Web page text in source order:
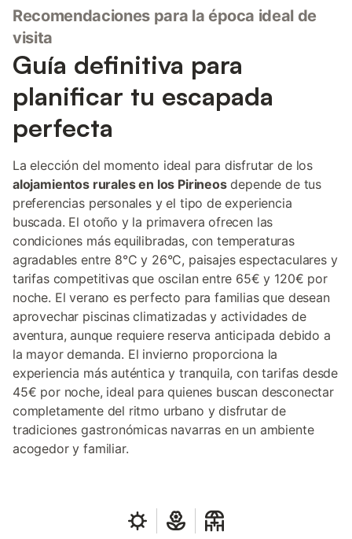
Recomendaciones para la época ideal de
visita
Guía definitiva para
planificar tu escapada
perfecta
La elección del momento ideal para disfrutar de los
alojamientos rurales en los Pirineosdepende de tus
preferencias personales y el tipo de experiencia
buscada. El otoño y la primavera ofrecen las
condiciones más equilibradas, con temperaturas
agradables entre 8°C y 26°C, paisajes espectaculares y
tarifas competitivas que oscilan entre 65€ y 120€ por
noche. El verano es perfecto para familias que desean
aprovechar piscinas climatizadas y actividades de
aventura, aunque requiere reserva anticipada debido a
la mayor demanda. El invierno proporciona la
experiencia más auténtica y tranquila, con tarifas desde
45€ por noche, ideal para quienes buscan desconectar
completamente del ritmo urbano y disfrutar de
tradiciones gastronómicas navarras en un ambiente
acogedor y familiar.